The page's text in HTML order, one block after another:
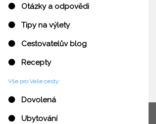
⚫ Otázky a odpovědi
⚫ Tipy na výlety
⚫ Cestovatelův blog
⚫ Recepty
Vše pro Vaše cesty:
⚫ Dovolená
⚫ Ubytování